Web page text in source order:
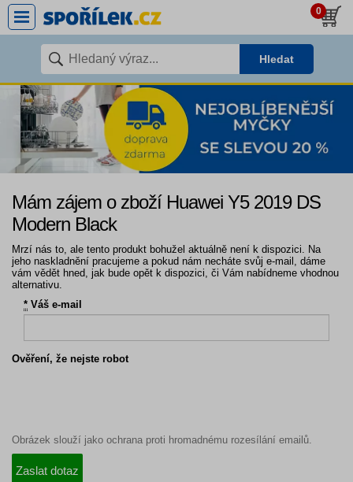
0
Hledat
Mám zájem o zboží Huawei Y5 2019 DS
Modern Black
Mrzí nás to, ale tento produkt bohužel aktuálně není k dispozici. Na
jeho naskladnění pracujeme a pokud nám necháte svůj e-mail, dáme
vám vědět hned, jak bude opět k dispozici, či Vám nabídneme vhodnou
alternativu.
* Váš e-mail
Ověření, že nejste robot
Obrázek slouží jako ochrana proti hromadnému rozesílání emailů.